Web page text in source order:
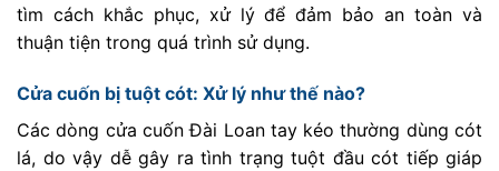
tìm cách khắc phục, xử lý để đảm bảo an toàn và
thuận tiện trong quá trình sử dụng.
Cửa cuốn bị tuột cót: Xử lý như thế nào?
Các dòng cửa cuốn Đài Loan tay kéo thường dùng cót
lá, do vậy dễ gây ra tình trạng tuột đầu cót tiếp giáp